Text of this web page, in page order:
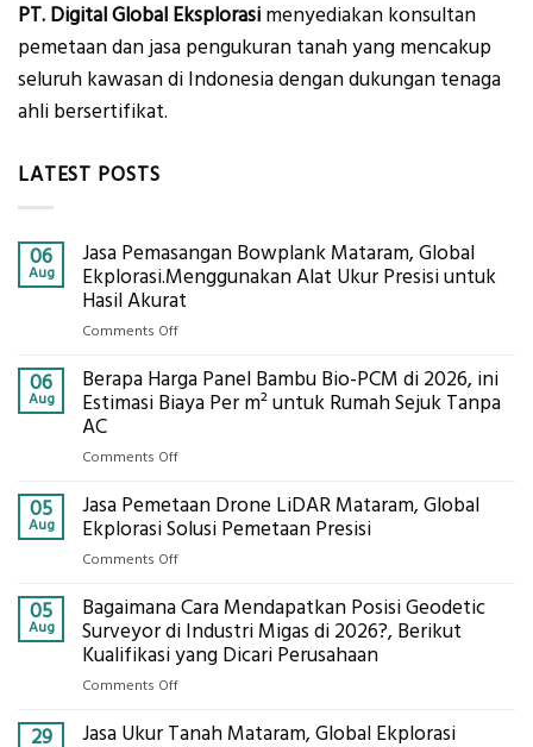
PT. Digital Global Eksplorasi menyediakan konsultan
pemetaan dan jasa pengukuran tanah yang mencakup
seluruh kawasan di Indonesia dengan dukungan tenaga
ahli bersertifikat.
LATEST POSTS
06
Aug
Jasa Pemasangan Bowplank Mataram, Global
Ekplorasi.Menggunakan Alat Ukur Presisi untuk
Hasil Akurat
Comments Offon
Pemasangan
Bowplank
Ukur
Presisi
untuk
Akurat
06
Aug
Berapa Harga Panel Bambu Bio-PCM di 2026, ini
Estimasi Biaya Per m² untuk Rumah Sejuk Tanpa
AC
Comments Offon
Harga
Panel
di
2026,
ini
Estimasi
Per
05
Aug
Jasa Pemetaan Drone LiDAR Mataram, Global
Ekplorasi Solusi Pemetaan Presisi
Comments Offon
Pemetaan
Drone
LiDAR
Mataram,
Solusi
05
Aug
Bagaimana Cara Mendapatkan Posisi Geodetic
Surveyor di Industri Migas di 2026?, Berikut
Kualifikasi yang Dicari Perusahaan
Comments Offon
Cara
29
Jasa Ukur Tanah Mataram, Global Ekplorasi